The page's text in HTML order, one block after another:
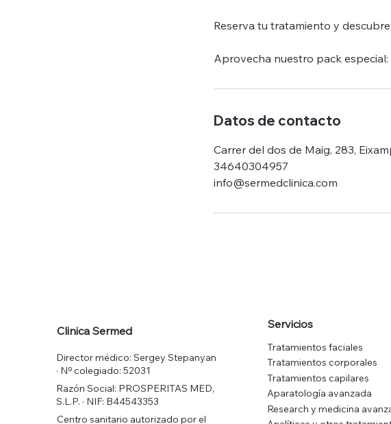
Reserva tu tratamiento y
Aprovecha nuestro pack
Datos de contacto
Carrer del dos de Maig, 283,
34640304957
info@sermedclinica.com
Clinica Sermed
Director médico: Sergey Stepanyan
· Nº colegiado: 52031
Razón Social: PROSPERITAS MED,
S.L.P. · NIF: B44543353
Centro sanitario autorizado por el
Servicios
Tratamientos faciales
Tratamientos corporales
Tratamientos capilares
Aparatología avanzada
Research y medicina